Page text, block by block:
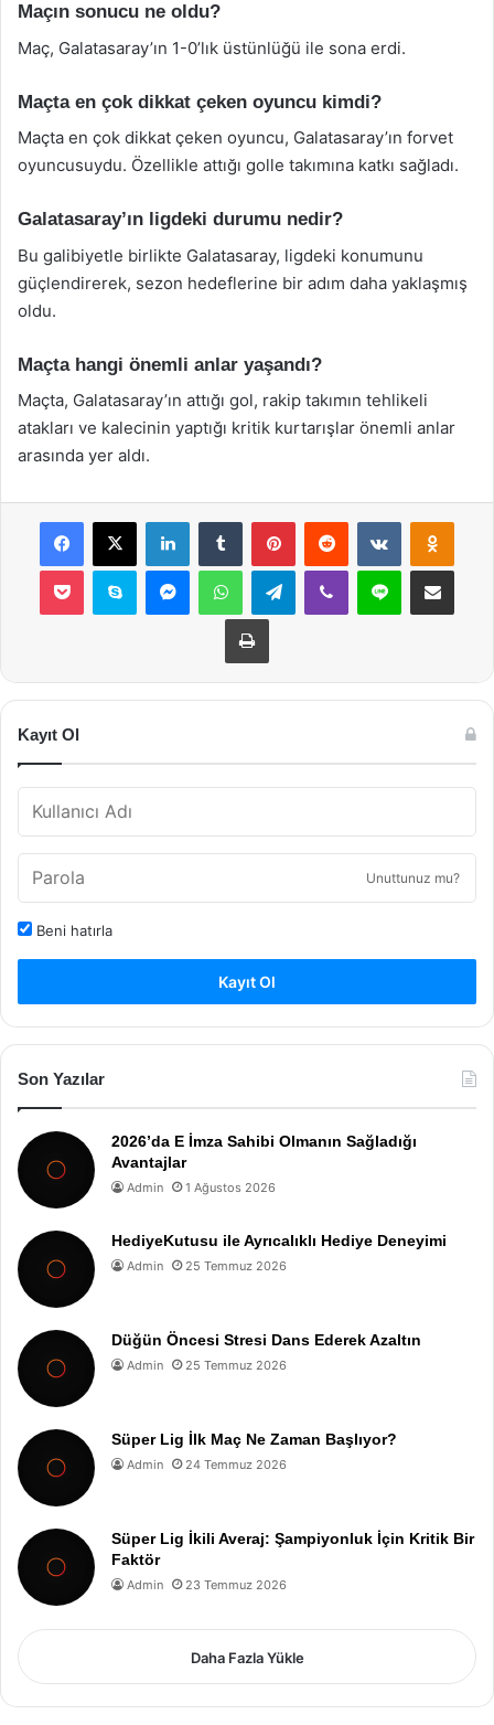
Maçın sonucu ne oldu?
Maç, Galatasaray’ın 1-0’lık üstünlüğü ile sona erdi.
Maçta en çok dikkat çeken oyuncu kimdi?
Maçta en çok dikkat çeken oyuncu, Galatasaray’ın forvet
oyuncusuydu. Özellikle attığı golle takımına katkı sağladı.
Galatasaray’ın ligdeki durumu nedir?
Bu galibiyetle birlikte Galatasaray, ligdeki konumunu
güçlendirerek, sezon hedeflerine bir adım daha yaklaşmış
oldu.
Maçta hangi önemli anlar yaşandı?
Maçta, Galatasaray’ın attığı gol, rakip takımın tehlikeli
atakları ve kalecinin yaptığı kritik kurtarışlar önemli anlar
arasında yer aldı.
Facebook
X LinkedInTumblr PinterestReddit VKontakte
Pocket Skype MessengerWhatsAppTelegramViber Line E-Posta ile
Yazdır
Kayıt Ol
Unuttunuz mu?
Beni hatırla
Kayıt Ol
Son Yazılar
2026’da E İmza Sahibi Olmanın Sağladığı
Avantajlar
Admin 1 Ağustos 2026
HediyeKutusu ile Ayrıcalıklı Hediye Deneyimi
Admin 25 Temmuz 2026
Düğün Öncesi Stresi Dans Ederek Azaltın
Admin 25 Temmuz 2026
Süper Lig İlk Maç Ne Zaman Başlıyor?
Admin 24 Temmuz 2026
Süper Lig İkili Averaj: Şampiyonluk İçin Kritik Bir
Faktör
Admin 23 Temmuz 2026
Daha Fazla Yükle